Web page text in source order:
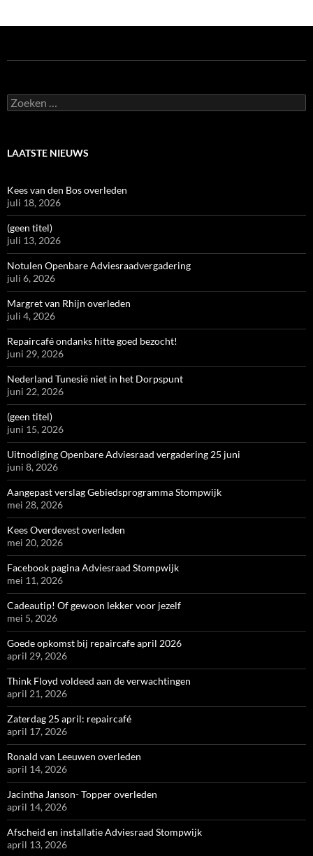
Zoeken
naar:
LAATSTE NIEUWS
Kees van den Bos overleden
juli 18, 2026
(geen titel)
juli 13, 2026
Notulen Openbare Adviesraadvergadering
juli 6, 2026
Margret van Rhijn overleden
juli 4, 2026
Repaircafé ondanks hitte goed bezocht!
juni 29, 2026
Nederland Tunesië niet in het Dorpspunt
juni 22, 2026
(geen titel)
juni 15, 2026
Uitnodiging Openbare Adviesraad vergadering 25 juni
juni 8, 2026
Aangepast verslag Gebiedsprogramma Stompwijk
mei 28, 2026
Kees Overdevest overleden
mei 20, 2026
Facebook pagina Adviesraad Stompwijk
mei 11, 2026
Cadeautip! Of gewoon lekker voor jezelf
mei 5, 2026
Goede opkomst bij repaircafe april 2026
april 29, 2026
Think Floyd voldeed aan de verwachtingen
april 21, 2026
Zaterdag 25 april: repaircafé
april 17, 2026
Ronald van Leeuwen overleden
april 14, 2026
Jacintha Janson- Topper overleden
april 14, 2026
Afscheid en installatie Adviesraad Stompwijk
april 13, 2026